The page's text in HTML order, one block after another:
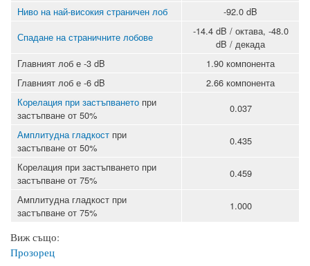
Ниво на най-високия страничен лоб
-92.0 dB
Спадане на страничните лобове
-14.4 dB / октава, -48.0
dB / декада
Главният лоб е -3 dB
1.90 компонента
Главният лоб е -6 dB
2.66 компонента
Корелация при застъпването при
застъпване от 50%
0.037
Амплитудна гладкост при
застъпване от 50%
0.435
Корелация при застъпването при
застъпване от 75%
0.459
Амплитудна гладкост при
застъпване от 75%
1.000
Виж също:
Прозорец